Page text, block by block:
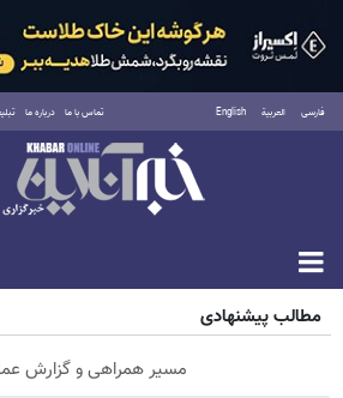
فارسی العربية English تماس با ما درباره ما
پنجشنبه ۱۵ مرداد ۱۴۰۵
مطالب پیشنهادی
مسیر همراهی و گزارش